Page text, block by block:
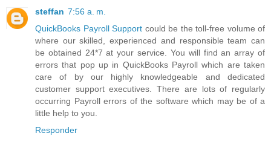
steffan 7:56 a. m.
QuickBooks Payroll Support could be the toll-free volume of
where our skilled, experienced and responsible team can
be obtained 24*7 at your service. You will find an array of
errors that pop up in QuickBooks Payroll which are taken
care of by our highly knowledgeable and dedicated
customer support executives. There are lots of regularly
occurring Payroll errors of the software which may be of a
little help to you.
Responder